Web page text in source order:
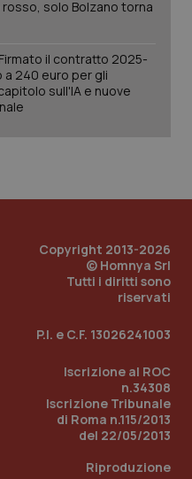
solo Bolzano torna
il contratto 2025-
a 240 euro per gli
sull'IA e nuove
Copyright 2013-2026
© Homnya Srl
Tutti i diritti sono
riservati
P.I. e C.F. 13026241003
Iscrizione al ROC
n.34308
Iscrizione Tribunale
di Roma n.115/2013
del 22/05/2013
Riproduzione
.quotidianosanita.it
1